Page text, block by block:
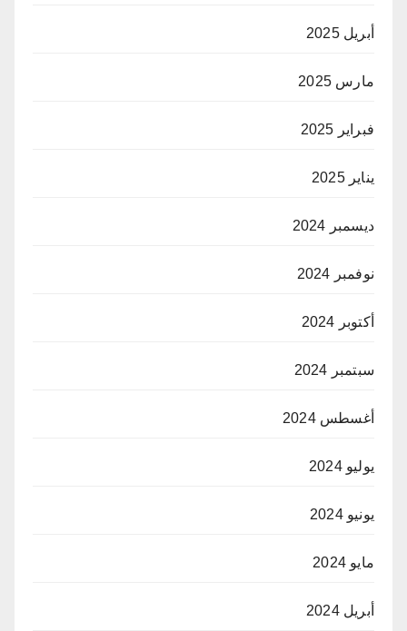
أبريل 2025
مارس 2025
فبراير 2025
يناير 2025
ديسمبر 2024
نوفمبر 2024
أكتوبر 2024
سبتمبر 2024
أغسطس 2024
يوليو 2024
يونيو 2024
مايو 2024
أبريل 2024